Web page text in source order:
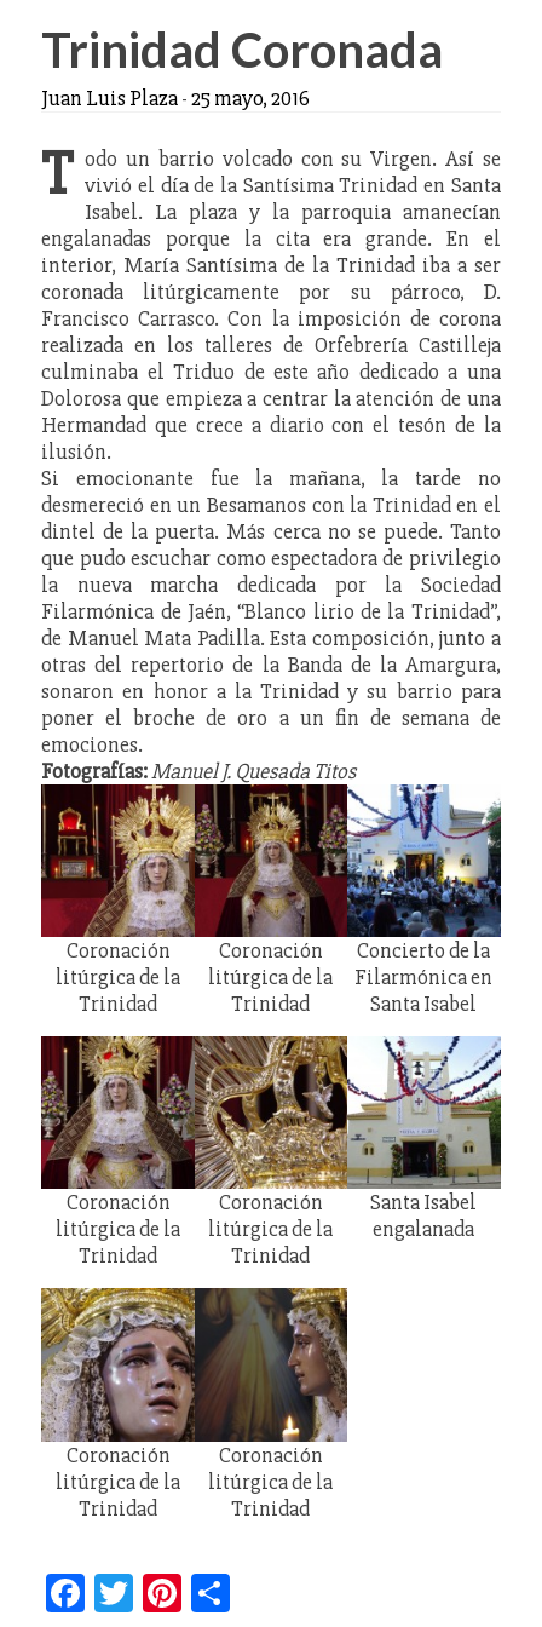
Trinidad Coronada
Juan Luis Plaza-25 mayo, 2016
T odo un barrio volcado con su Virgen. Así se
vivió el día de la Santísima Trinidad en Santa
Isabel. La plaza y la parroquia amanecían
engalanadas porque la cita era grande. En el
interior, María Santísima de la Trinidad iba a ser
coronada litúrgicamente por su párroco, D.
Francisco Carrasco. Con la imposición de corona
realizada en los talleres de Orfebrería Castilleja
culminaba el Triduo de este año dedicado a una
Dolorosa que empieza a centrar la atención de una
Hermandad que crece a diario con el tesón de la
ilusión.
Si emocionante fue la mañana, la tarde no
desmereció en un Besamanos con la Trinidad en el
dintel de la puerta. Más cerca no se puede. Tanto
que pudo escuchar como espectadora de privilegio
la nueva marcha dedicada por la Sociedad
Filarmónica de Jaén, “Blanco lirio de la Trinidad”,
de Manuel Mata Padilla. Esta composición, junto a
otras del repertorio de la Banda de la Amargura,
sonaron en honor a la Trinidad y su barrio para
poner el broche de oro a un fin de semana de
emociones.
Fotografías:Manuel J. Quesada Titos
Coronación
litúrgica de la
Trinidad
Coronación
litúrgica de la
Trinidad
Concierto de la
Filarmónica en
Santa Isabel
Coronación
litúrgica de la
Trinidad
Coronación
litúrgica de la
Trinidad
Santa Isabel
engalanada
Coronación
litúrgica de la
Trinidad
Coronación
litúrgica de la
Trinidad
Facebook
TwitterPinterest